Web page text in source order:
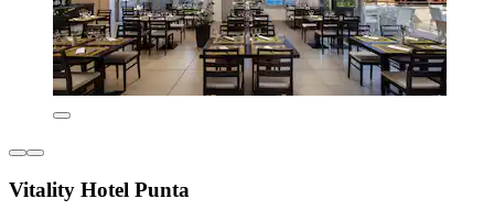
Vitality Hotel Punta